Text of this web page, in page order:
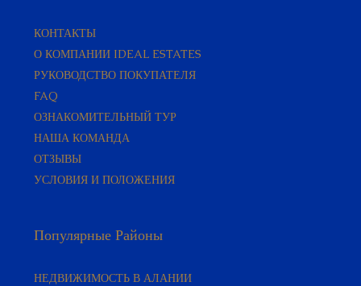
КОНТАКТЫ
О КОМПАНИИ IDEAL ESTATES
РУКОВОДСТВО ПОКУПАТЕЛЯ​
FAQ
ОЗНАКОМИТЕЛЬНЫЙ ТУР
НАША КОМАНДА
ОТЗЫВЫ
УСЛОВИЯ И ПОЛОЖЕНИЯ
Популярные Районы
НЕДВИЖИМОСТЬ В АЛАНИИ